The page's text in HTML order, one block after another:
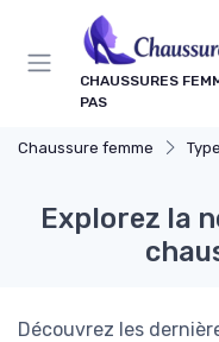
CHAUSSURES
PAS
Chaussure femme
Explorez la
Découvrez les
Panneau de gestion des